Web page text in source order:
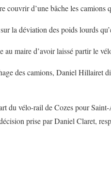
couvrir d’une bâche les camions
la déviation des poids lourds
au maire d’avoir laissé partir le
des camions, Daniel Hillairet
du vélo-rail de Cozes pour
prise par Daniel Claret,